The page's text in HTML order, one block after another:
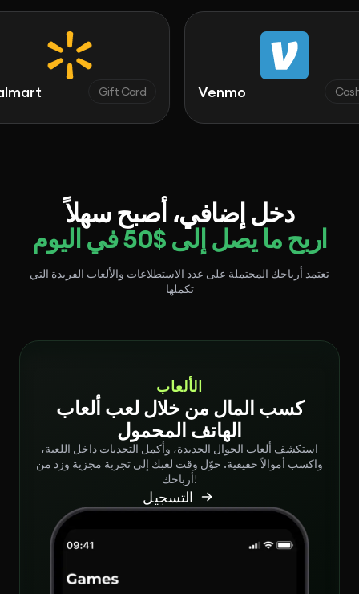
Gift Card Venmo
دخل إضافي، أصبح سهلاً
اربح ما يصل إلى $50 في اليوم
تعتمد أرباحك المحتملة على عدد الاستطلاعات والألعاب الفريدة التي
تكملها
الألعاب
كسب المال من خلال لعب ألعاب
الهاتف المحمول
استكشف ألعاب الجوال الجديدة، وأكمل التحديات داخل اللعبة،
واكسب أموالاً حقيقية. حوّل وقت لعبك إلى تجربة مجزية وزد من
أرباحك!
التسجيل